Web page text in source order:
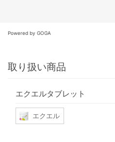
Powered by GOGA
取り扱い商品
エクエルタブレット
エクエル